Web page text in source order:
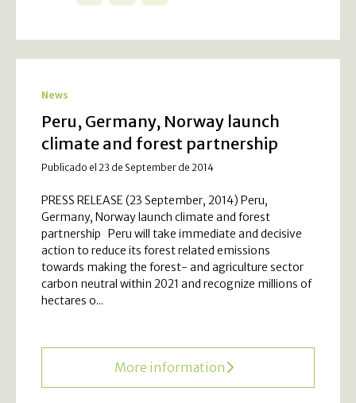
News
Peru, Germany, Norway launch
climate and forest partnership
Publicado el 23 de September de 2014
PRESS RELEASE (23 September, 2014) Peru,
Germany, Norway launch climate and forest
partnership Peru will take immediate and decisive
action to reduce its forest related emissions
towards making the forest- and agriculture sector
carbon neutral within 2021 and recognize millions of
hectares o...
More information